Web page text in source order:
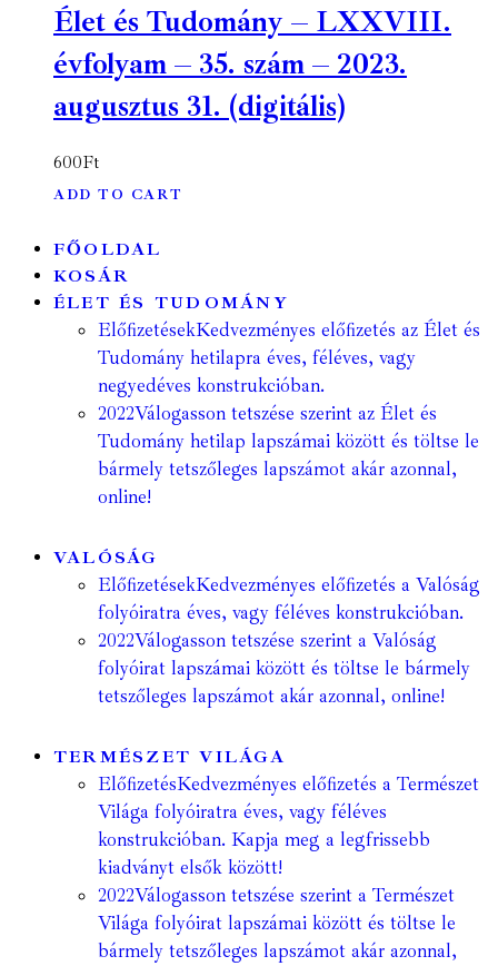
Élet és Tudomány – LXXVIII.
évfolyam – 35. szám – 2023.
augusztus 31. (digitális)
600Ft
ADD TO CART
FŐOLDAL
KOSÁR
ÉLET ÉS TUDOMÁNY
ElőfizetésekKedvezményes előfizetés az Élet és
Tudomány hetilapra éves, féléves, vagy
negyedéves konstrukcióban.
2022Válogasson tetszése szerint az Élet és
Tudomány hetilap lapszámai között és töltse le
bármely tetszőleges lapszámot akár azonnal,
online!
VALÓSÁG
ElőfizetésekKedvezményes előfizetés a Valóság
folyóiratra éves, vagy féléves konstrukcióban.
2022Válogasson tetszése szerint a Valóság
folyóirat lapszámai között és töltse le bármely
tetszőleges lapszámot akár azonnal, online!
TERMÉSZET VILÁGA
ElőfizetésKedvezményes előfizetés a Természet
Világa folyóiratra éves, vagy féléves
konstrukcióban. Kapja meg a legfrissebb
kiadványt elsők között!
2022Válogasson tetszése szerint a Természet
Világa folyóirat lapszámai között és töltse le
bármely tetszőleges lapszámot akár azonnal,